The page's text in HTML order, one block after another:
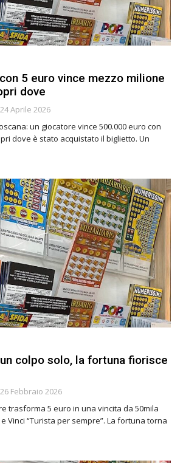
5 euro vince mezzo milione
dove
24 Aprile 2026
un giocatore vince 500.000 euro con
dove è stato acquistato il biglietto. Un
colpo solo, la fortuna fiorisce
26 Febbraio 2026
trasforma 5 euro in una vincita da 50mila
per sempre”. La fortuna torna